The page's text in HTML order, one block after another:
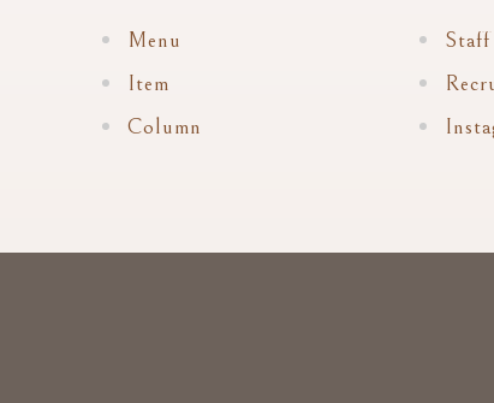
Menu
Staff
Item
Column